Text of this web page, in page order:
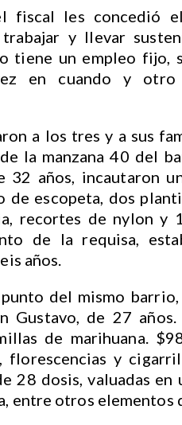
fiscal les concedió
y llevar
tiene un empleo fijo,
en cuando y otro
a los tres y a sus
la manzana 40 del
32 años, incautaron
escopeta, dos
recortes de nylon y
de la requisa,
años.
del mismo barrio,
Gustavo, de 27
de marihuana.
y
28 dosis, valuadas en
entre otros elementos